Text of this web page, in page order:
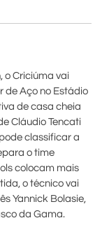
o Criciúma vai
de Aço no Estádio
de casa cheia
Cláudio Tencati
classificar a
o time
colocam mais
o técnico vai
Yannick Bolasie,
da Gama.